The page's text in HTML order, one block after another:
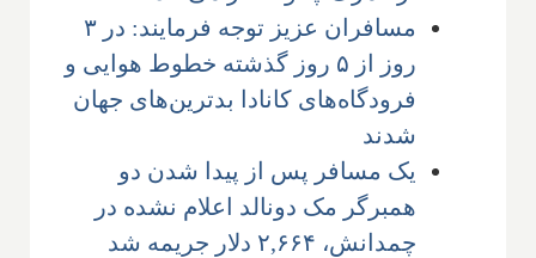
مسافران عزیز توجه فرمایند: در ۳
روز از ۵ روز گذشته خطوط هوایی و
فرودگاه‌های کانادا بدترین‌های جهان
شدند
یک مسافر پس از پیدا شدن دو
همبرگر مک دونالد اعلام نشده در
چمدانش، ۲,۶۶۴ دلار جریمه شد